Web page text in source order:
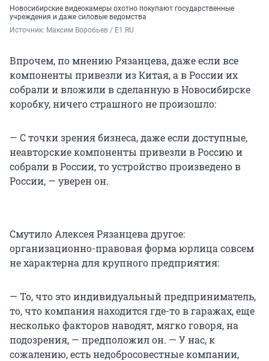
Новосибирские видеокамеры охотно покупают государственные
учреждения и даже силовые ведомства
Источник: Максим Воробьев / E1.RU
Впрочем, по мнению Рязанцева, даже если все
компоненты привезли из Китая, а в России их
собрали и вложили в сделанную в Новосибирске
коробку, ничего страшного не произошло:
— С точки зрения бизнеса, даже если доступные,
неавторские компоненты привезли в Россию и
собрали в России, то устройство произведено в
России, — уверен он.
Смутило Алексея Рязанцева другое:
организационно-правовая форма юрлица совсем
не характерна для крупного предприятия:
— То, что это индивидуальный предприниматель,
то, что компания находится где-то в гаражах, еще
несколько факторов наводят, мягко говоря, на
подозрения, — предположил он. — У нас, к
сожалению, есть недобросовестные компании,